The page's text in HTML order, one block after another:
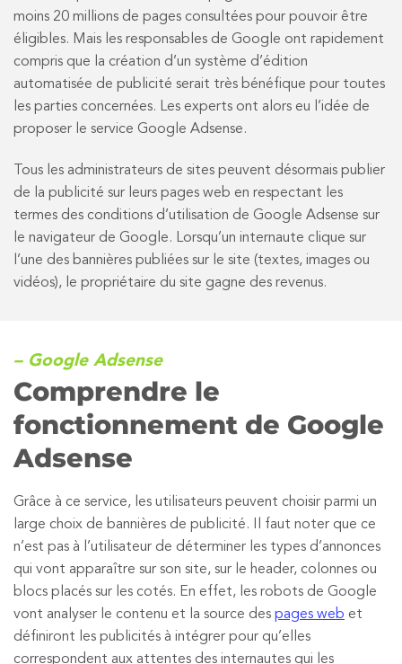
moins 20 millions de pages consultées pour pouvoir être
éligibles. Mais les responsables de Google ont rapidement
compris que la création d’un système d’édition
automatisée de publicité serait très bénéfique pour toutes
les parties concernées. Les experts ont alors eu l’idée de
proposer le service Google Adsense.
Tous les administrateurs de sites peuvent désormais publier
de la publicité sur leurs pages web en respectant les
termes des conditions d’utilisation de Google Adsense sur
le navigateur de Google. Lorsqu’un internaute clique sur
l’une des bannières publiées sur le site (textes, images ou
vidéos), le propriétaire du site gagne des revenus.
– Google Adsense
Comprendre le
fonctionnement de Google
Adsense
Grâce à ce service, les utilisateurs peuvent choisir parmi un
large choix de bannières de publicité. Il faut noter que ce
n’est pas à l’utilisateur de déterminer les types d’annonces
qui vont apparaître sur son site, sur le header, colonnes ou
blocs placés sur les cotés. En effet, les robots de Google
vont analyser le contenu et la source des pages web et
définiront les publicités à intégrer pour qu’elles
correspondent aux attentes des internautes qui les